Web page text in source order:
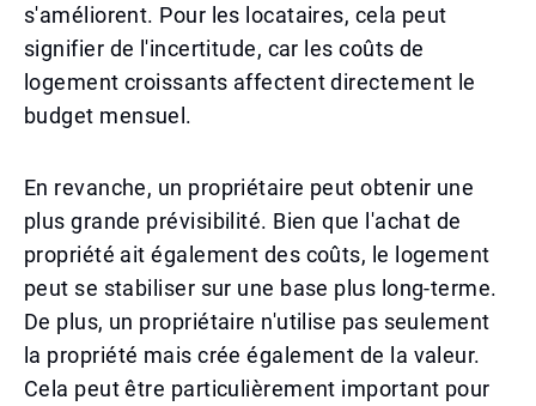
s'améliorent. Pour les locataires, cela peut
signifier de l'incertitude, car les coûts de
logement croissants affectent directement le
budget mensuel.
En revanche, un propriétaire peut obtenir une
plus grande prévisibilité. Bien que l'achat de
propriété ait également des coûts, le logement
peut se stabiliser sur une base plus long-terme.
De plus, un propriétaire n'utilise pas seulement
la propriété mais crée également de la valeur.
Cela peut être particulièrement important pour